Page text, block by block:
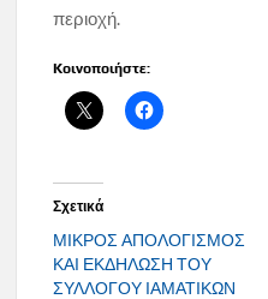
περιοχή.
Κοινοποιήστε:
Σχετικά
ΜΙΚΡΟΣ ΑΠΟΛΟΓΙΣΜΟΣ
ΚΑΙ ΕΚΔΗΛΩΣΗ ΤΟΥ
ΣΥΛΛΟΓΟΥ ΙΑΜΑΤΙΚΩΝ